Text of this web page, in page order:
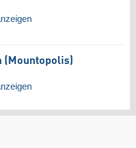
(Mountopolis)